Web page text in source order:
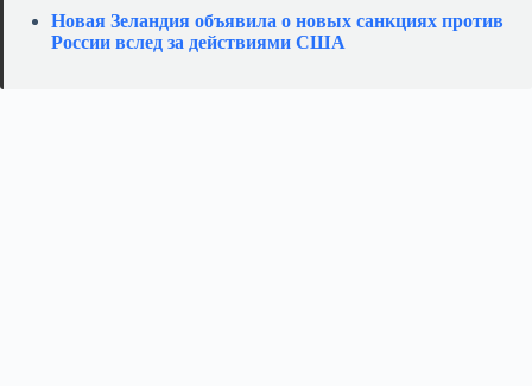
Новая Зеландия объявила о новых санкциях против
России вслед за действиями США